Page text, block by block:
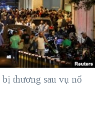
THẮNG CUỘC'
thương sau vụ nổ